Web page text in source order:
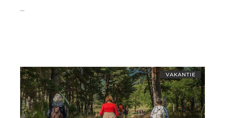
...
VAKANTIE